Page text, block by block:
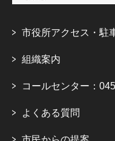
市役所アクセス・駐
組織案内
コールセンター：
よくある質問